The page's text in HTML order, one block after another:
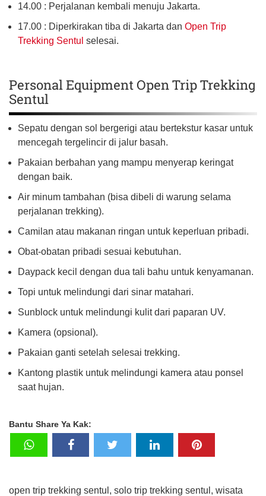
14.00 : Perjalanan kembali menuju Jakarta.
17.00 : Diperkirakan tiba di Jakarta dan Open Trip
Trekking Sentul selesai.
Personal Equipment Open Trip Trekking
Sentul
Sepatu dengan sol bergerigi atau bertekstur kasar untuk
mencegah tergelincir di jalur basah.
Pakaian berbahan yang mampu menyerap keringat
dengan baik.
Air minum tambahan (bisa dibeli di warung selama
perjalanan trekking).
Camilan atau makanan ringan untuk keperluan pribadi.
Obat-obatan pribadi sesuai kebutuhan.
Daypack kecil dengan dua tali bahu untuk kenyamanan.
Topi untuk melindungi dari sinar matahari.
Sunblock untuk melindungi kulit dari paparan UV.
Kamera (opsional).
Pakaian ganti setelah selesai trekking.
Kantong plastik untuk melindungi kamera atau ponsel
saat hujan.
Bantu Share Ya Kak:
open trip trekking sentul, solo trip trekking sentul, wisata